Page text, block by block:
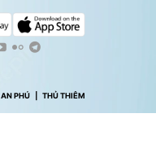
AN PHÚ THỦ THIÊM